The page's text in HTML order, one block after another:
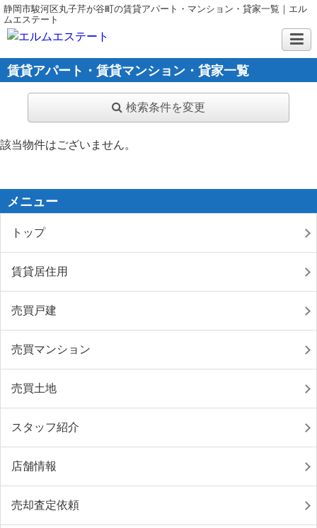
静岡市駿河区丸子芹が谷町の賃貸アパート・マンション・貸家一覧｜エル
ムエステート
賃貸アパート・賃貸マンション・貸家一覧
検索条件を変更
該当物件はございません。
メニュー
トップ
賃貸居住用
売買戸建
売買マンション
売買土地
スタッフ紹介
店舗情報
売却査定依頼